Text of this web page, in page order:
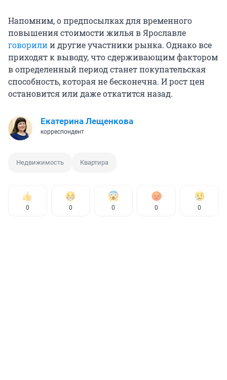
Напомним, о предпосылках для временного
повышения стоимости жилья в Ярославле
говорилии другие участники рынка. Однако все
приходят к выводу, что сдерживающим фактором
в определенный период станет покупательская
способность, которая не бесконечна. И рост цен
остановится или даже откатится назад.
Екатерина Лещенкова
корреспондент
Недвижимость Квартира
0 0 0 0 0